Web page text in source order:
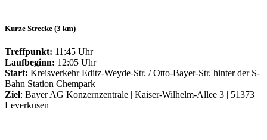
Kurze Strecke (3 km)
Treffpunkt: 11:45 Uhr
Laufbeginn: 12:05 Uhr
Start: Kreisverkehr Editz-Weyde-Str. / Otto-Bayer-Str. hinter der S-
Bahn Station Chempark
Ziel: Bayer AG Konzernzentrale | Kaiser-Wilhelm-Allee 3 | 51373
Leverkusen